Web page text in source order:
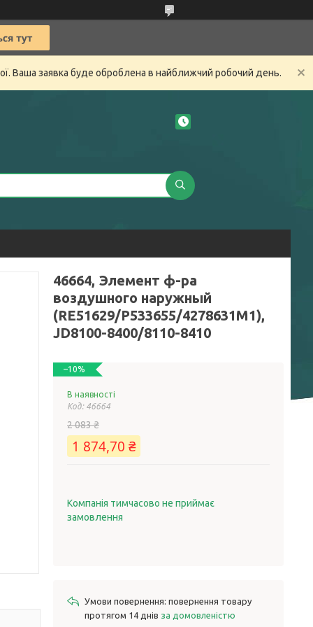
Ваша заявка буде оброблена в найближчий робочий день.
46664, Элемент ф-ра
воздушного наружный
(RE51629/P533655/4278631M1),
JD8100-8400/8110-8410
–10%
В наявності
Код: 46664
2 083 ₴
1 874,70 ₴
Компанія тимчасово не приймає
замовлення
повернення товару
протягом 14 днів за домовленістю